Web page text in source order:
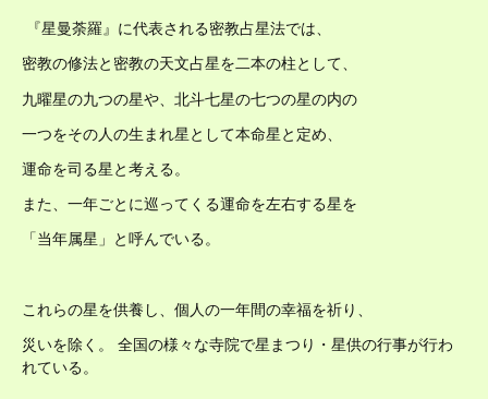
『星曼荼羅』に代表される密教占星法では、
密教の修法と密教の天文占星を二本の柱として、
九曜星の九つの星や、北斗七星の七つの星の内の
一つをその人の生まれ星として本命星と定め、
運命を司る星と考える。
また、一年ごとに巡ってくる運命を左右する星を
「当年属星」と呼んでいる。
これらの星を供養し、個人の一年間の幸福を祈り、
災いを除く。 全国の様々な寺院で星まつり・星供の行事が行わ
れている。